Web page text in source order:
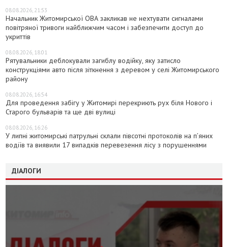
08.08.2026, 21:53
Начальник Житомирської ОВА закликав не нехтувати сигналами
повітряної тривоги найближчим часом і забезпечити доступ до
укриттів
08.08.2026, 18:01
Рятувальники деблокували загиблу водійку, яку затисло
конструкціями авто після зіткнення з деревом у селі Житомирського
району
08.08.2026, 16:54
Для проведення забігу у Житомирі перекриють рух біля Нового і
Старого бульварів та ще дві вулиці
08.08.2026, 16:26
У липні житомирські патрульні склали півсотні протоколів на пʼяних
водіїв та виявили 17 випадків перевезення лісу з порушеннями
ДІАЛОГИ